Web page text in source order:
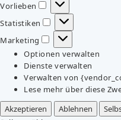
Vorlieben
Vorlieben
Statistiken
Statistiken
Marketing
Marketing
Optionen verwalten
Dienste verwalten
Verwalten von
Lese mehr über diese
Akzeptieren
Ablehnen